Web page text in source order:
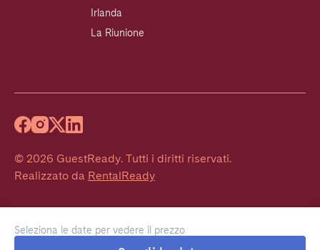
Seleziona le date per vedere il prezzo
Irlanda
La Riunione
© 2026 GuestReady. Tutti i diritti riservati.
Realizzato da RentalReady